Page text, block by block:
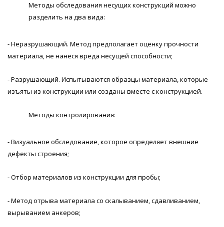
Методы обследования несущих конструкций можно
разделить на два вида:
- Неразрушающий. Метод предполагает оценку прочности
материала, не нанеся вреда несущей способности;
- Разрушающий. Испытываются образцы материала, которые
изъяты из конструкции или созданы вместе с конструкцией.
Методы контролирования:
- Визуальное обследование, которое определяет внешние
дефекты строения;
- Отбор материалов из конструкции для пробы;
- Метод отрыва материала со скалыванием, сдавливанием,
вырыванием анкеров;